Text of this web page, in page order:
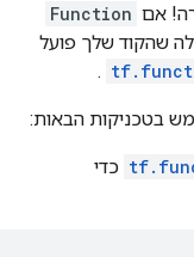
אם Function
שהקוד שלך פועל
.
בטכניקות הבאות:
כדי